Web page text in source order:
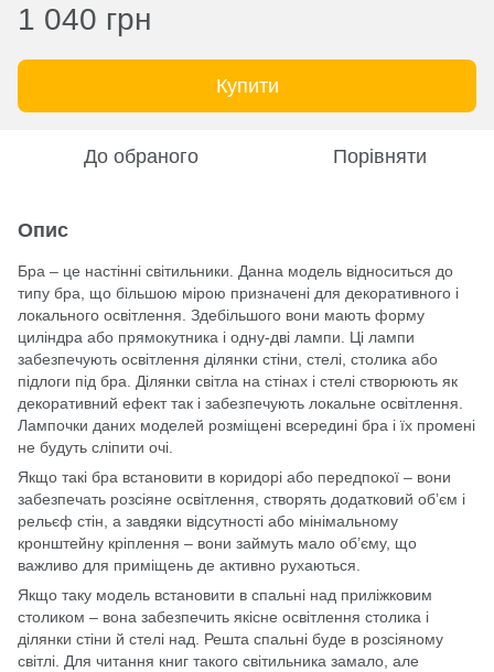
1 040 грн
Купити
До обраного Порівняти
Опис
Бра – це настінні світильники. Данна модель відноситься до
типу бра, що більшою мірою призначені для декоративного і
локального освітлення. Здебільшого вони мають форму
циліндра або прямокутника і одну-дві лампи. Ці лампи
забезпечують освітлення ділянки стіни, стелі, столика або
підлоги під бра. Ділянки світла на стінах і стелі створюють як
декоративний ефект так і забезпечують локальне освітлення.
Лампочки даних моделей розміщені всередині бра і їх промені
не будуть сліпити очі.
Якщо такі бра встановити в коридорі або передпокої – вони
забезпечать розсіяне освітлення, створять додатковий об’єм і
рельєф стін, а завдяки відсутності або мінімальному
кронштейну кріплення – вони займуть мало об’єму, що
важливо для приміщень де активно рухаються.
Якщо таку модель встановити в спальні над приліжковим
столиком – вона забезпечить якісне освітлення столика і
ділянки стіни й стелі над. Решта спальні буде в розсіяному
світлі. Для читання книг такого світильника замало, але